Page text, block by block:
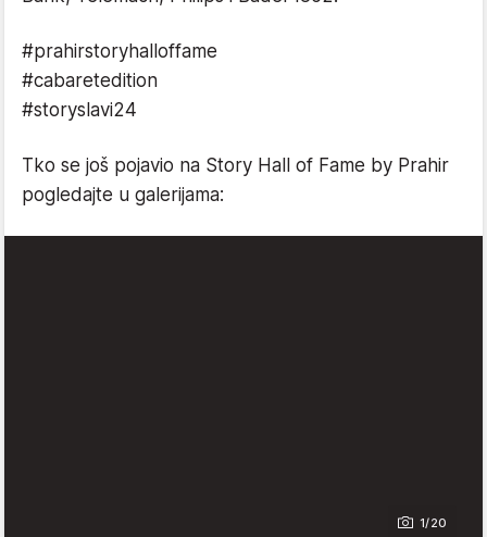
#prahirstoryhalloffame
#cabaretedition
#storyslavi24
Tko se još pojavio na Story Hall of Fame by Prahir
pogledajte u galerijama:
1/20